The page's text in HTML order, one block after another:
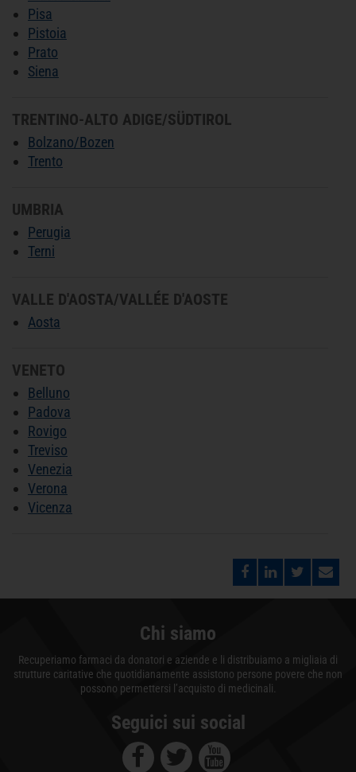
Pisa
Pistoia
Prato
Siena
TRENTINO-ALTO ADIGE/SÜDTIROL
Bolzano/Bozen
Trento
UMBRIA
Perugia
Terni
VALLE D'AOSTA/VALLÉE D'AOSTE
Aosta
VENETO
Belluno
Padova
Rovigo
Treviso
Venezia
Verona
Vicenza
Chi siamo
Recuperiamo farmaci da donatori e aziende e li distribuiamo a migliaia di
strutture caritative che quotidianamente assistono persone povere che non
possono permettersi l’acquisto di medicinali.
Seguici sui social